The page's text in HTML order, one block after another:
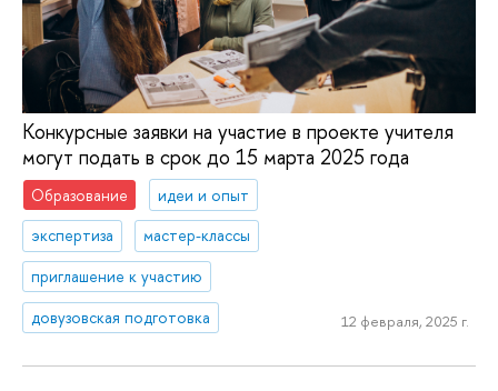
Конкурсные заявки на участие в проекте учителя
могут подать в срок до 15 марта 2025 года
Образование
идеи и опыт
экспертиза
мастер-классы
приглашение к участию
довузовская подготовка
12 февраля, 2025 г.